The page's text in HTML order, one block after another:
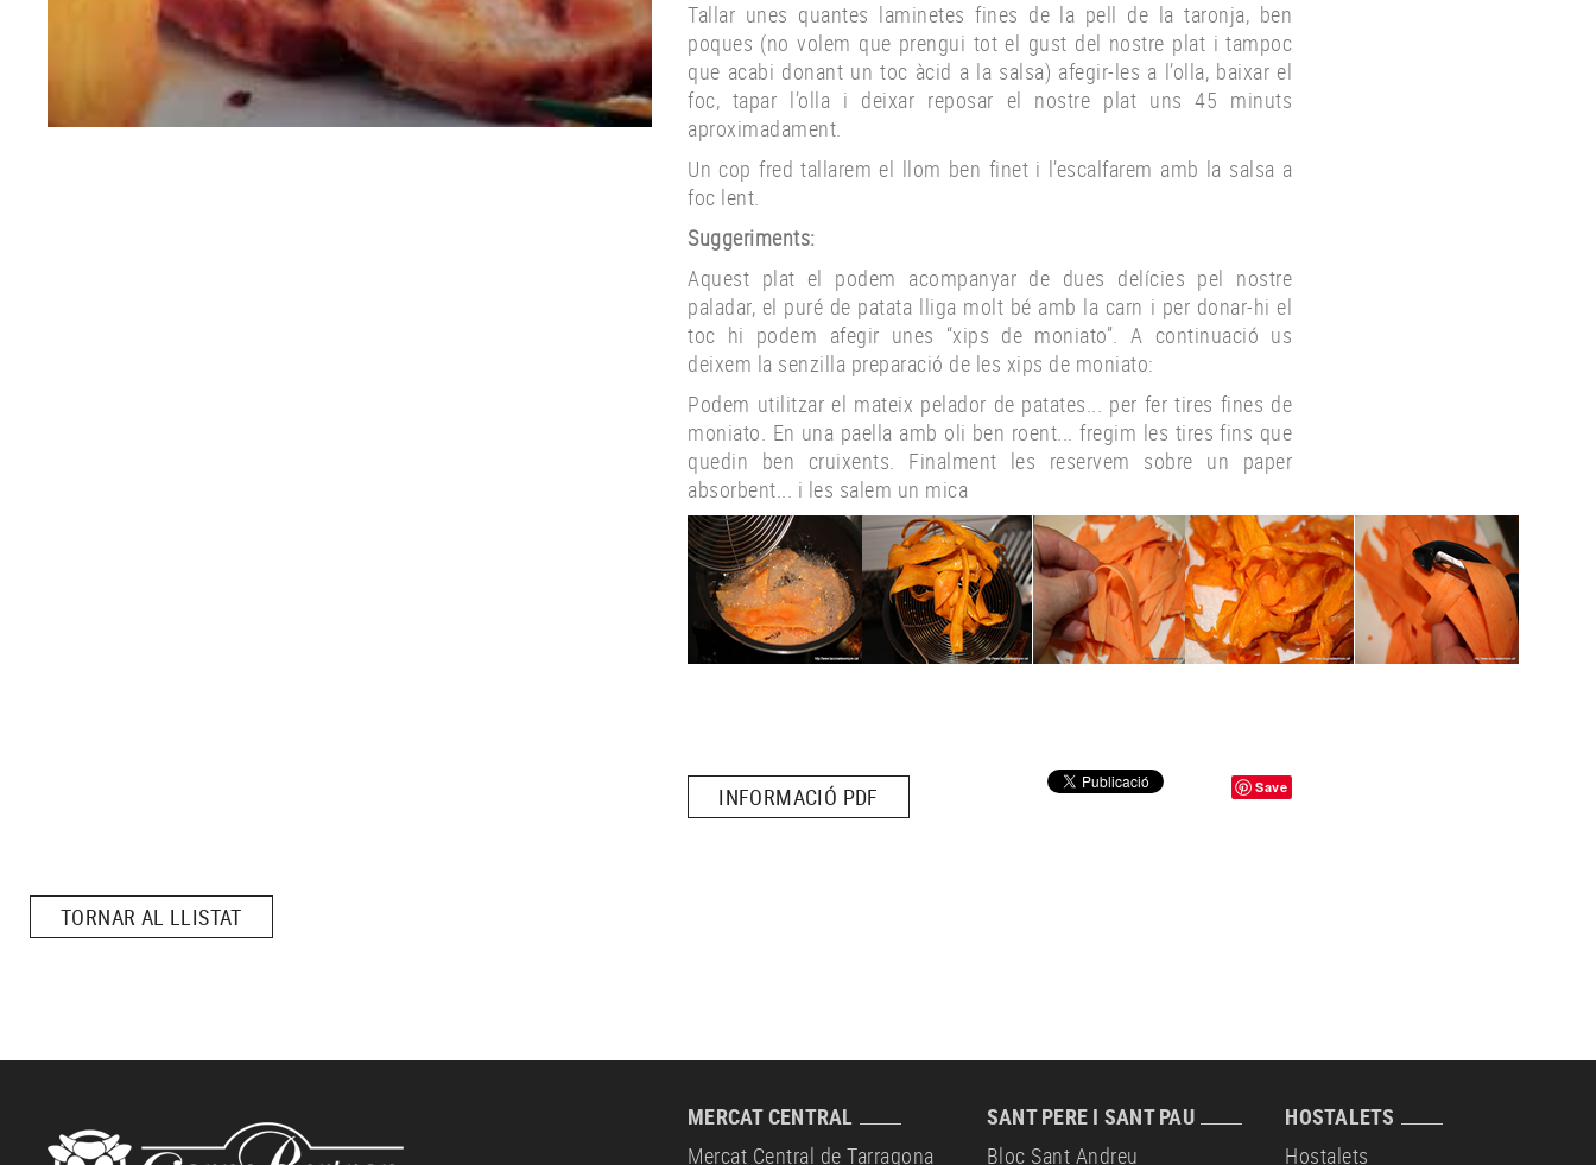
Tallar unes quantes laminetes fines de la pell de la taronja, ben
poques (no volem que prengui tot el gust del nostre plat i tampoc
que acabi donant un toc àcid a la salsa) afegir-les a l’olla, baixar el
foc, tapar l’olla i deixar reposar el nostre plat uns 45 minuts
aproximadament.
Un cop fred tallarem el llom ben finet i l’escalfarem amb la salsa a
foc lent.
Suggeriments:
Aquest plat el podem acompanyar de dues delícies pel nostre
paladar, el puré de patata lliga molt bé amb la carn i per donar-hi el
toc hi podem afegir unes “xips de moniato”. A continuació us
deixem la senzilla preparació de les xips de moniato:
Podem utilitzar el mateix pelador de patates... per fer tires fines de
moniato. En una paella amb oli ben roent... fregim les tires fins que
quedin ben cruixents. Finalment les reservem sobre un paper
absorbent... i les salem un mica
INFORMACIÓ PDF Save
TORNAR AL LLISTAT
MERCAT CENTRAL
Mercat Central de Tarragona
SANT PERE I SANT PAU
Bloc Sant Andreu
HOSTALETS
Hostalets